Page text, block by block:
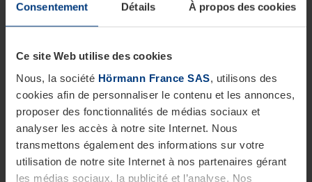
Consentement Détails À propos des cookies
Ce site Web utilise des cookies
Nous, la société Hörmann France SAS, utilisons des
cookies afin de personnaliser le contenu et les annonces,
proposer des fonctionnalités de médias sociaux et
analyser les accès à notre site Internet. Nous
transmettons également des informations sur votre
utilisation de notre site Internet à nos partenaires gérant
les médias sociaux, la publicité et l’analyse. Nos